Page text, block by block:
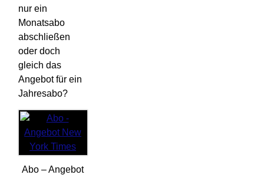
nur ein
Monatsabo
abschließen
oder doch
gleich das
Angebot für ein
Jahresabo?
Abo – Angebot